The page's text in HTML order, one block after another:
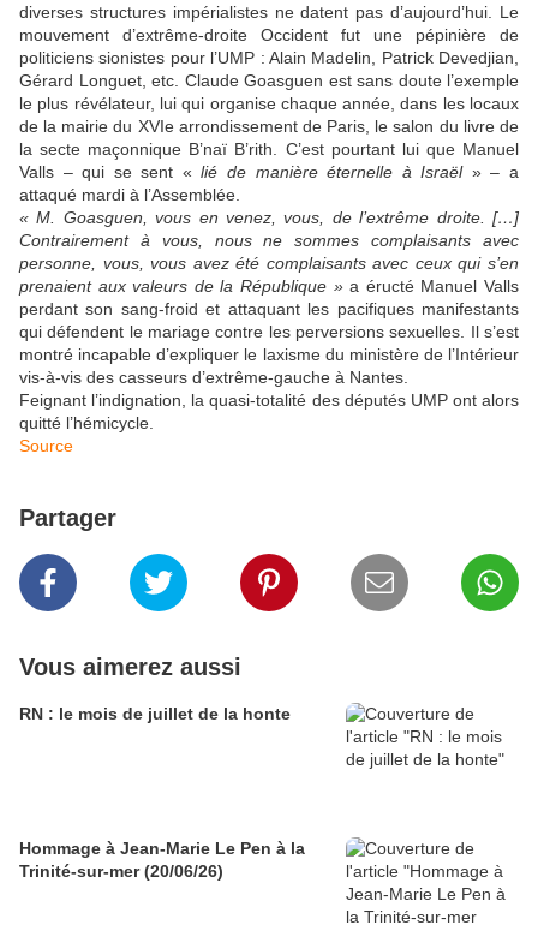
diverses structures impérialistes ne datent pas d’aujourd’hui. Le
mouvement d’extrême-droite Occident fut une pépinière de
politiciens sionistes pour l’UMP : Alain Madelin, Patrick Devedjian,
Gérard Longuet, etc. Claude Goasguen est sans doute l’exemple
le plus révélateur, lui qui organise chaque année, dans les locaux
de la mairie du XVIe arrondissement de Paris, le salon du livre de
la secte maçonnique B’naï B’rith. C’est pourtant lui que Manuel
Valls – qui se sent « lié de manière éternelle à Israël » – a
attaqué mardi à l’Assemblée.
« M. Goasguen, vous en venez, vous, de l’extrême droite. […]
Contrairement à vous, nous ne sommes complaisants avec
personne, vous, vous avez été complaisants avec ceux qui s’en
prenaient aux valeurs de la République »a éructé Manuel Valls
perdant son sang-froid et attaquant les pacifiques manifestants
qui défendent le mariage contre les perversions sexuelles. Il s’est
montré incapable d’expliquer le laxisme du ministère de l’Intérieur
vis-à-vis des casseurs d’extrême-gauche à Nantes.
Feignant l’indignation, la quasi-totalité des députés UMP ont alors
quitté l’hémicycle.
Source
Partager
Vous aimerez aussi
RN : le mois de juillet de la honte
Hommage à Jean-Marie Le Pen à la
Trinité-sur-mer (20/06/26)